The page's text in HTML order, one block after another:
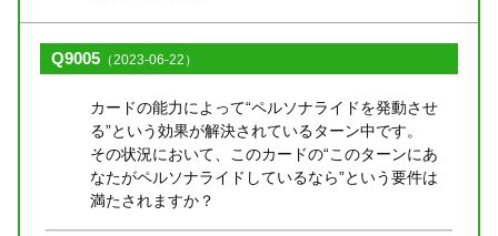
Q9005 （2023-06-22）
カードの能力によって“ペルソナライドを発動させ
る”という効果が解決されているターン中です。
その状況において、このカードの“このターンにあ
なたがペルソナライドしているなら”という要件は
満たされますか？